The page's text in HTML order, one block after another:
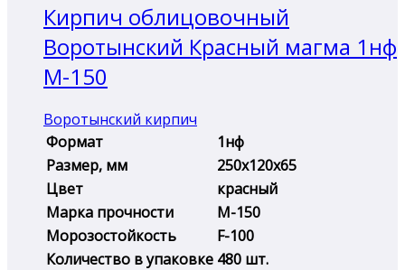
Кирпич облицовочный
Воротынский Красный магма 1нф
М-150
Воротынский кирпич
Формат
1нф
Размер, мм
250х120х65
Цвет
красный
Марка прочности
М-150
Морозостойкость
F-100
Количество в упаковке 480 шт.